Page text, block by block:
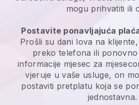
mogu prihvatiti ili
Postavite ponavljajuća
Prošli su dani lova na
preko telefona ili ponovno
informacije mjesec za
vjeruje u vaše usluge, on
postaviti pretplatu koja se
jednostavna.